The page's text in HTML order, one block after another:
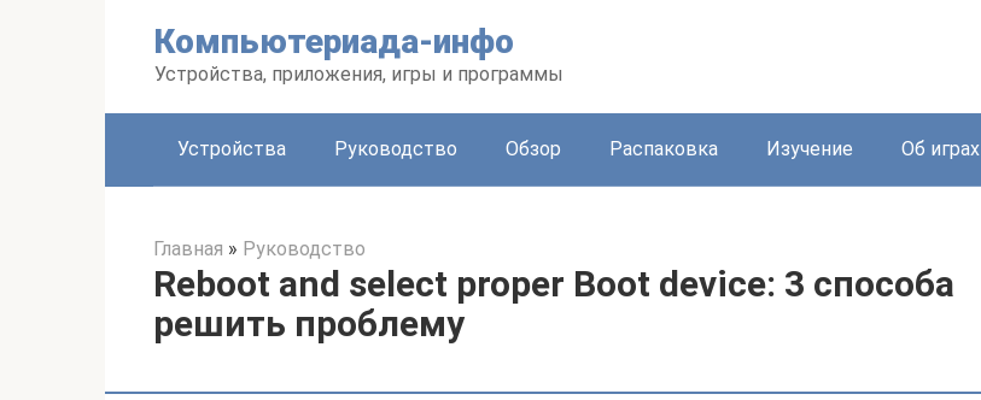
Компьютериада-инфо
Устройства, приложения, игры и программы
Устройства Руководство Обзор Распаковка Изучение Об играх
Главная » Руководство
Reboot and select proper Boot device: 3 способа
решить проблему